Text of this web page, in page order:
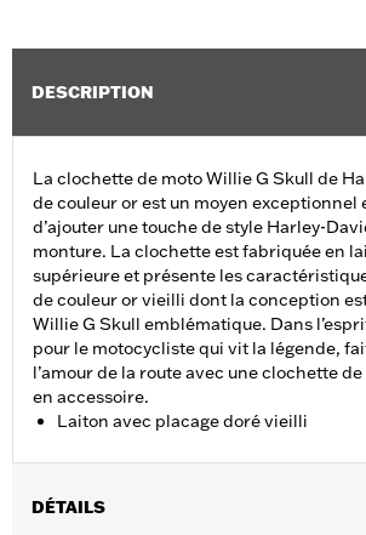
DESCRIPTION
La clochette de moto Willie G Skull de
de couleur or est un moyen exceptionnel
d’ajouter une touche de style Harley-
monture. La clochette est fabriquée en
supérieure et présente les
de couleur or vieilli dont la conception
Willie G Skull emblématique. Dans
pour le motocycliste qui vit la légende,
l’amour de la route avec une clochette
en accessoire.
Laiton avec placage doré vieilli
DÉTAILS